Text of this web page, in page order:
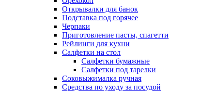
Открывалки для банок
Подставка под горячее
Черпаки
Приготовление пасты, спагетти
Рейлинги для кухни
Салфетки на стол
Салфетки бумажные
Салфетки под тарелки
Соковыжималка ручная
Средства по уходу за посудой